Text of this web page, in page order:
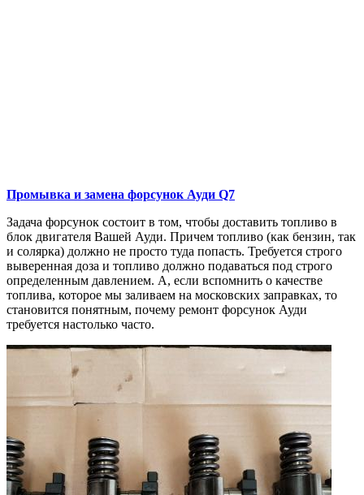
Промывка и замена форсунок Ауди Q7
Задача форсунок состоит в том, чтобы доставить топливо в
блок двигателя Вашей Ауди. Причем топливо (как бензин, так
и солярка) должно не просто туда попасть. Требуется строго
выверенная доза и топливо должно подаваться под строго
определенным давлением. А, если вспомнить о качестве
топлива, которое мы заливаем на московских заправках, то
становится понятным, почему ремонт форсунок Ауди
требуется настолько часто.